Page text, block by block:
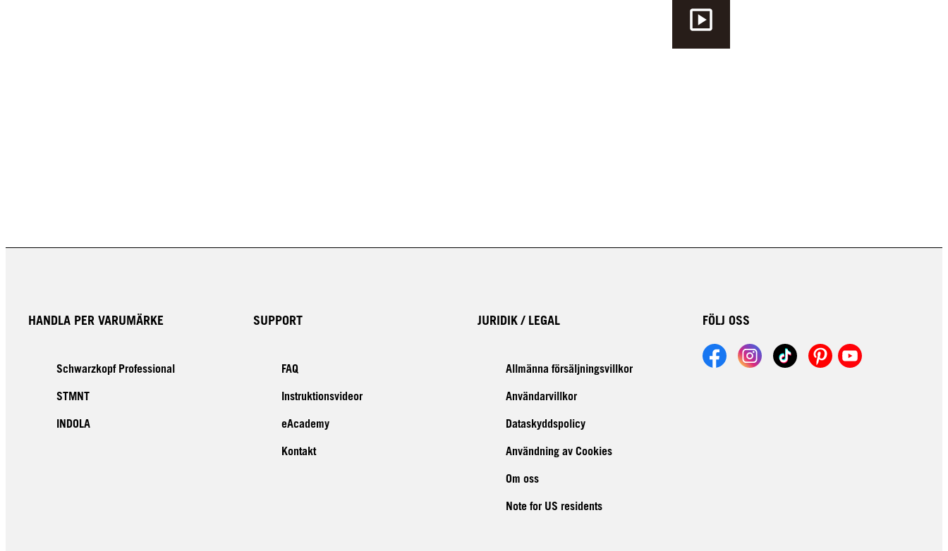
HANDLA PER VARUMÄRKE
Schwarzkopf Professional
STMNT
INDOLA
SUPPORT
FAQ
Instruktionsvideor
eAcademy
Kontakt
JURIDIK / LEGAL
Allmänna försäljningsvillkor
Användarvillkor
Dataskyddspolicy
Användning av Cookies
Om oss
Note for US residents
FÖLJ OSS